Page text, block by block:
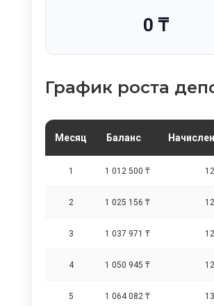
0 ₸
График роста
Месяц Баланс
1 1 012 500 ₸
2 1 025 156 ₸
3 1 037 971 ₸
4 1 050 945 ₸
5 1 064 082 ₸